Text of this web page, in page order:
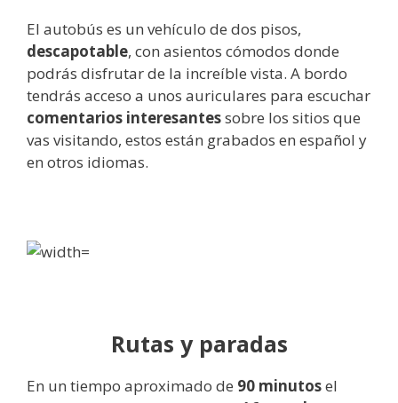
El autobús es un vehículo de dos pisos,
descapotable, con asientos cómodos donde
podrás disfrutar de la increíble vista. A bordo
tendrás acceso a unos auriculares para escuchar
comentarios interesantessobre los sitios que
vas visitando, estos están grabados en español y
en otros idiomas.
Rutas y paradas
En un tiempo aproximado de 90 minutosel